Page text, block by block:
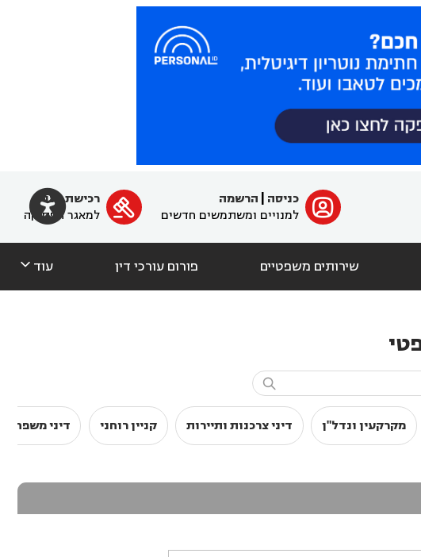
 ﱐ כניסה
הרשמה
למנויים ומשתמשים חדשים

רכישת מנוי
למאגר הפסיקה
שירותים משפטיים פורום עורכי דין עוד 

מקרקעין ונדל"ן דיני צרכנות ותיירות קניין רוחני דיני משפחה